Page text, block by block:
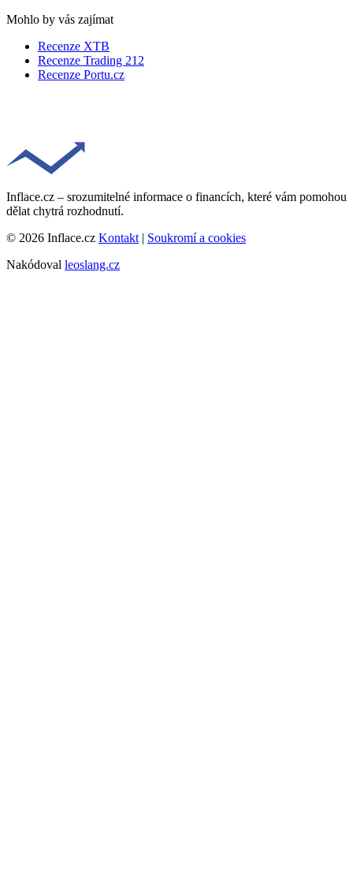
Mohlo by vás zajímat
Recenze XTB
Recenze Trading 212
Recenze Portu.cz
Inflace.cz – srozumitelné informace o financích, které vám pomohou
dělat chytrá rozhodnutí.
© 2026 Inflace.cz Kontakt | Soukromí a cookies
Nakódoval leoslang.cz